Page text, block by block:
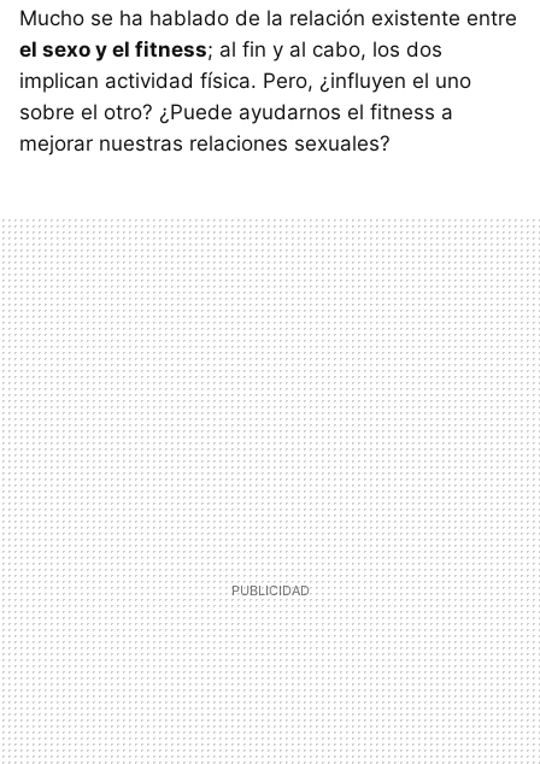
Mucho se ha hablado de la relación existente entre
el sexo y el fitness; al fin y al cabo, los dos
implican actividad física. Pero, ¿influyen el uno
sobre el otro? ¿Puede ayudarnos el fitness a
mejorar nuestras relaciones sexuales?